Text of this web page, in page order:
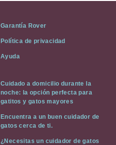
Garantía Rover
Política de privacidad
Ayuda
Cuidado a domicilio durante la
noche: la opción perfecta para
gatitos y gatos mayores
Encuentra a un buen cuidador de
gatos cerca de ti.
¿Necesitas un cuidador de gatos